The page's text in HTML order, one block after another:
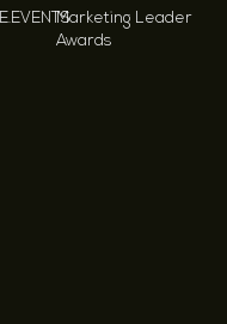
Marketing Leader
Awards